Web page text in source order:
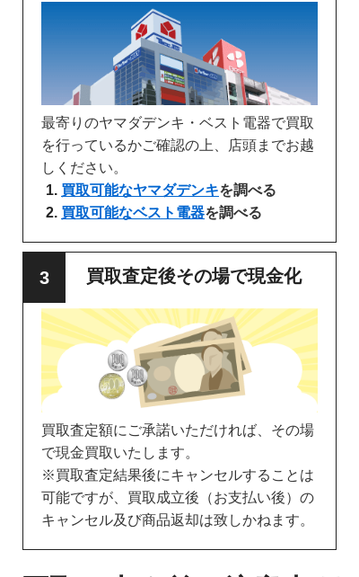
最寄りのヤマダデンキ・ベスト電器で買取
を行っているかご確認の上、店頭までお越
しください。
買取可能なヤマダデンキを調べる
買取可能なベスト電器を調べる
買取査定後その場で現金化
買取査定額にご承諾いただければ、その場
で現金買取いたします。
※買取査定結果後にキャンセルすることは
可能ですが、買取成立後（お支払い後）の
キャンセル及び商品返却は致しかねます。